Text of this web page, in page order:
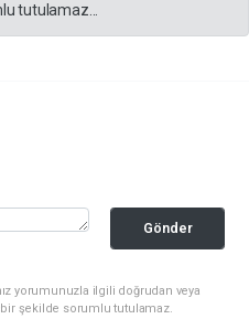
tutulamaz...
Gönder
yorumunuzla ilgili doğrudan veya
şekilde sorumlu tutulamaz.